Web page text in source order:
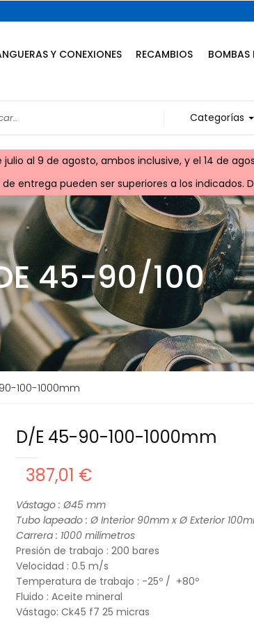
Y CONEXIONES RECAMBIOS BOMBAS
Categorías
al 9 de agosto, ambos inclusive, y el 14 de
entrega pueden ser superiores a los indicados.
45-90/100
100-1000mm
D/E 45-90-100-1000mm
387,01 €
Vástago : Ø45mm
Tubo lapeado : Ø Interior 90mm x Ø Exterior
Carrera : 1000 milímetros
Presión de trabajo : 200 bares
Velocidad : 0.5 m/s
Temperatura de trabajo : -25º / +80º
Fluido : Aceite mineral
Vástago: Ck45 f7 25 micras